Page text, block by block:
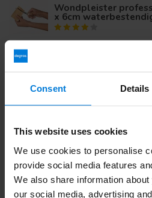
Consent Details
This website uses cookies
We use cookies to personalise
provide social media features
We also share information
our social media, advertising
Wondpleister
x 6cm
steriel 7,2x5cm 50
Heb je vragen over dit
Of heb je hulp nodig bij je
mail met onze Klantenserviceof